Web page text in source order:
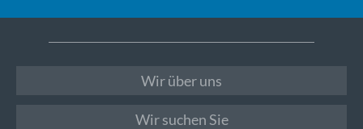
Wir über uns
Wir suchen Sie